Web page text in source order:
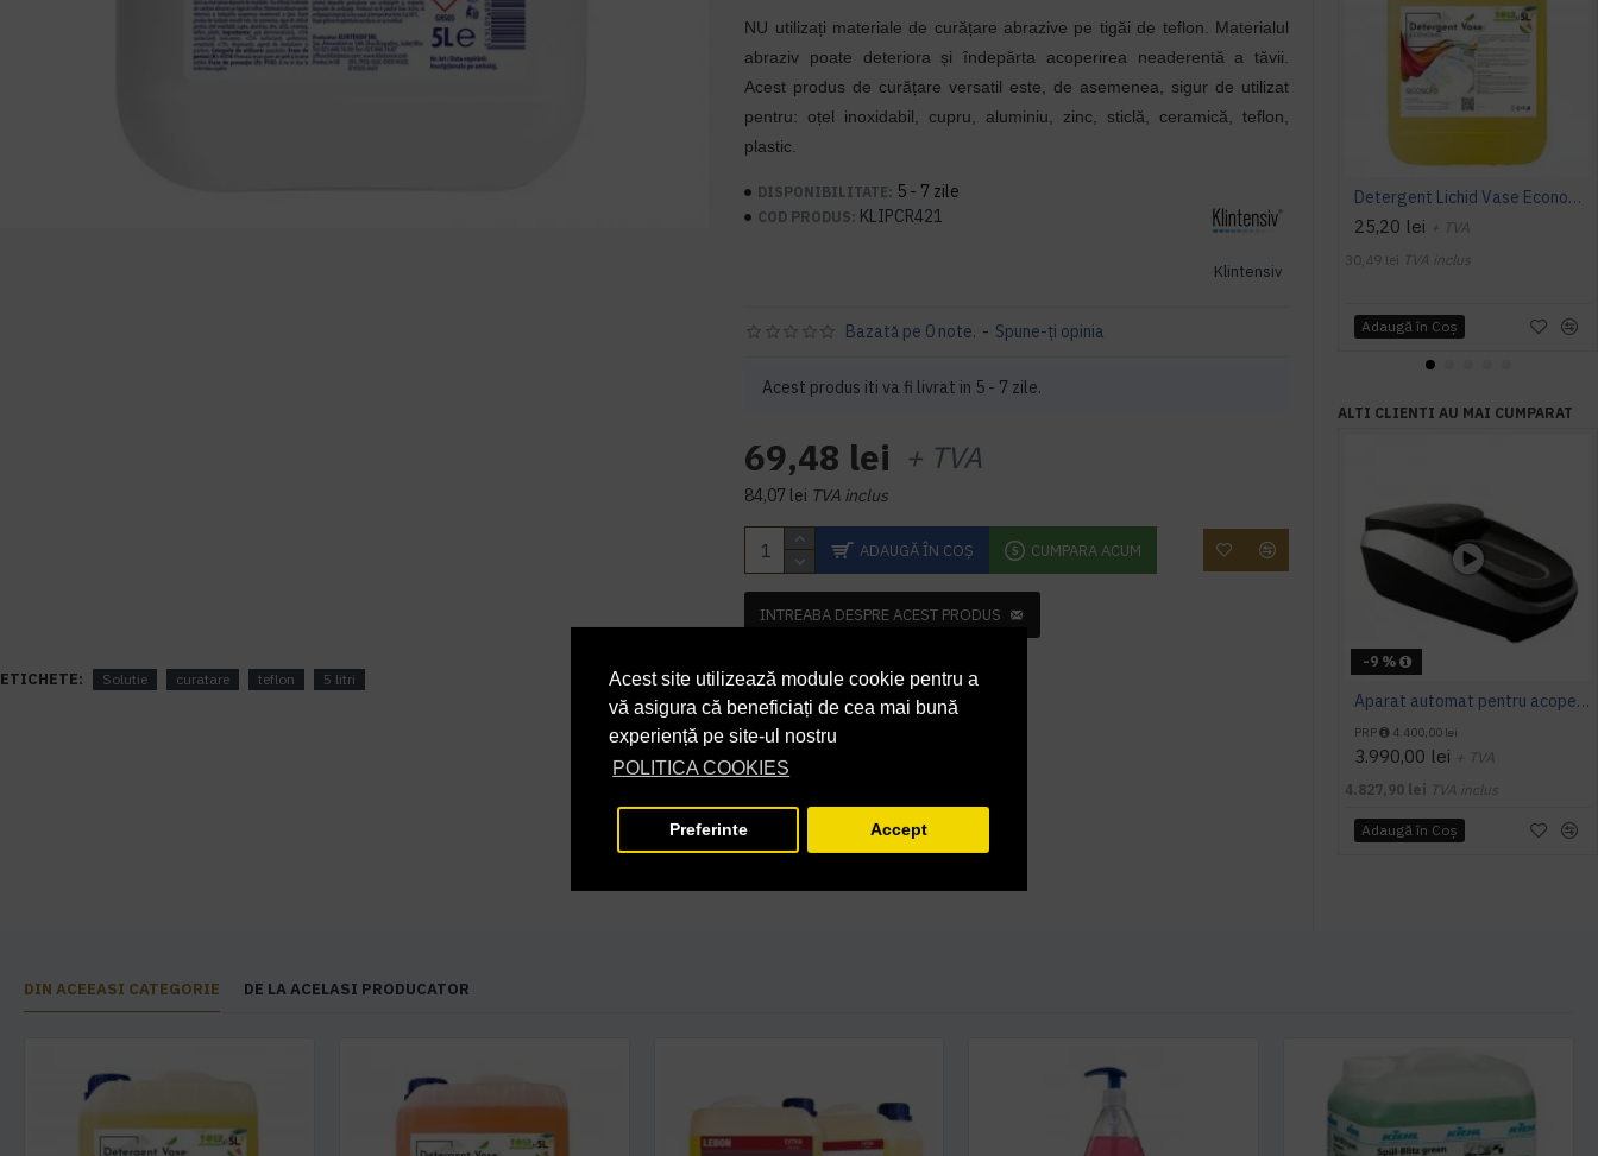
Acest site utilizează module cookie pentru a
vă asigura că beneficiați de cea mai bună
experiență pe site-ul nostru
POLITICA COOKIES
Preferinte Accept
NU utilizați materiale de curățare abrazive pe tigăi de teflon. Materialul
abraziv poate deteriora și îndepărta acoperirea neaderentă a tăvii.
Acest produs de curățare versatil este, de asemenea, sigur de utilizat
pentru: oțel inoxidabil, cupru, aluminiu, zinc, sticlă, ceramică, teflon,
plastic.
DISPONIBILITATE: 5 - 7 zile
COD PRODUS: KLIPCR421
Klintensiv
Acest produs iti va fi livrat in 5 - 7 zile.
Bazată pe 0 note. - Spune-ţi opinia
69,48 lei + TVA
84,07 lei TVA inclus
ADAUGĂ ÎN COŞ CUMPARA ACUM
INTREABA DESPRE ACEST PRODUS
ETICHETE: Solutie curatare teflon 5 litri
Detergent Lichid Vase Economic, Manual, 5L, AQAS
25,20 lei + TVA
30,49 lei TVA inclus
Adaugă în Coş
ALTI CLIENTI AU MAI CUMPARAT
-9 %
Aparat automat pentru acoperirea pantofilor Dr.Mayer
PRP 4.400,00 lei
3.990,00 lei + TVA
4.827,90 lei TVA inclus
Adaugă în Coş
DIN ACEEASI CATEGORIE DE LA ACELASI PRODUCATOR